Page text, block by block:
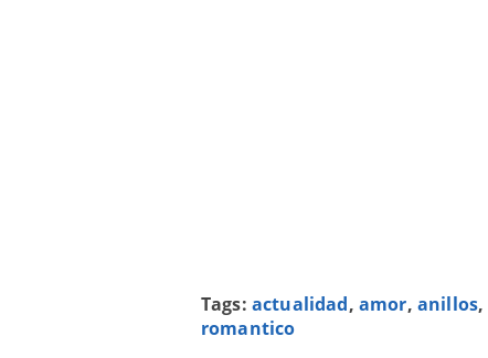
Tags: actualidad, amor, anillos,
romantico